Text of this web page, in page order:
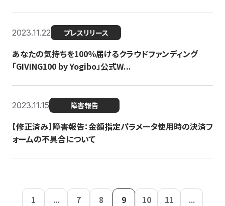
2023.11.22 プレスリリース
あなたの気持ちを100％届けるクラウドファンディング
「GIVING100 by Yogibo」公式W...
2023.11.15 障害報告
【修正済み】障害報告：金額指定パラメータ使用時の決済フ
ォームの不具合について
1 ... 7 8 9 10 11
...